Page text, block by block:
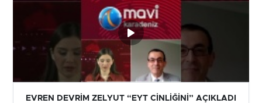
EVREN DEVRİM ZELYUT “EYT CİNLİĞİNİ” AÇIKLADI